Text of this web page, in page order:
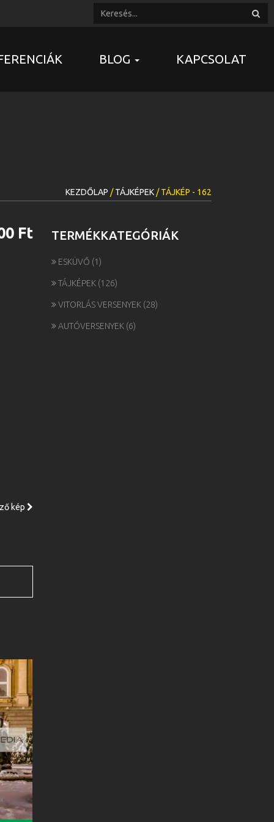
BLOG KAPCSOLAT
KEZDŐLAP /TÁJKÉPEK / TÁJKÉP - 162
Ft
kép
TERMÉKKATEGÓRIÁK
ESKÜVŐ (1)
TÁJKÉPEK (126)
VITORLÁS VERSENYEK (28)
AUTÓVERSENYEK (6)